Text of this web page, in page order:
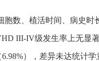
胞数、植活时间、病史
III-IV级发生率上无显
），差异未达统计